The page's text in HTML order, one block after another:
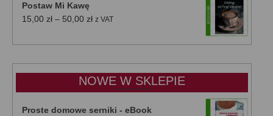
Postaw Mi Kawę
15,00 zł – 50,00 złZakres
od
do
50,00 zł
z VAT
NOWE W SKLEPIE
Proste domowe serniki - eBook